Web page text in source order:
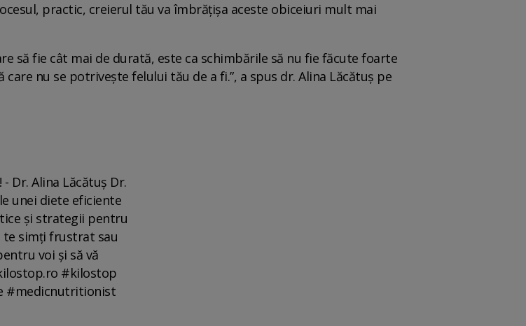
practic, creierul tău va îmbrățișa aceste obiceiuri mult mai
să fie cât mai de durată, este ca schimbările să nu fie făcute foarte
nu se potrivește felului tău de a fi.”, a spus dr. Alina Lăcătuș pe
Dr. Alina Lăcătuș Dr.
unei diete eficiente
și strategii pentru
te simți frustrat sau
voi și să vă
#kilostop
#medicnutritionist